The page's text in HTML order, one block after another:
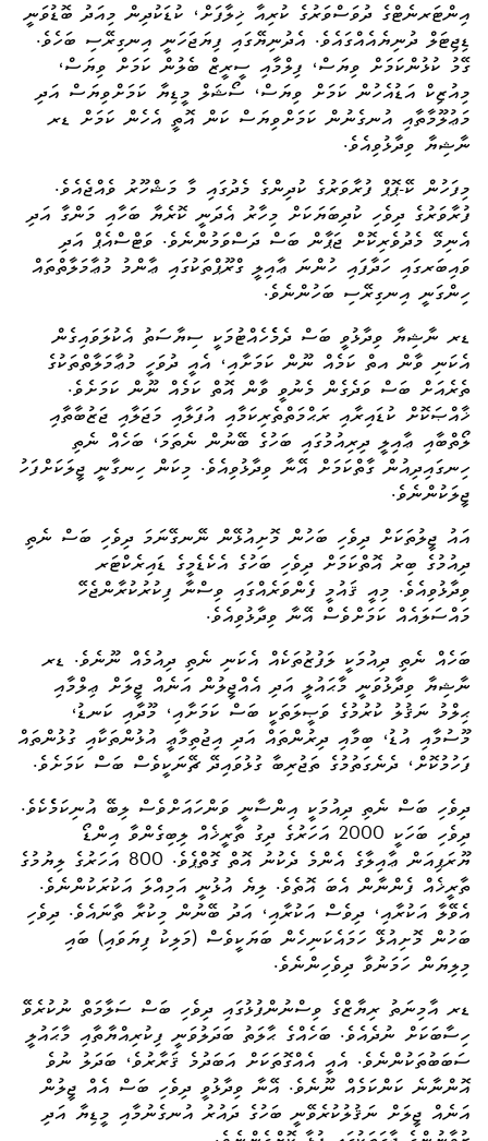
އިންޓަރނެޓްގެ ދުވަސްވަރުގެ ކުރިއާ ޚިލާފަށް، ކުޑަކުދިން މިއަދު ބޮޑުވަނީ
ޑިޖިޓަލް ދުނިޔެއެއްގައެވެ. އެދުނިޔޭގައި ފިޔަޖަހަނީ އިނގިރޭސި ބަހެވެ.
ގޭމު ކުޅުންކަމަށް ވިޔަސް، ފިލްމާއި ސީރީޒް ބެލުން ކަމަށް ވިޔަސް،
މިއުޒިކް އަޑުއެހުން ކަމަށް ވިޔަސް، ސޯޝަލް މީޑިޔާ ކަމަށްވިޔަސް އަދި
މަޢުލޫމާތާއި އުނގެނުން ކަމަށްވިޔަސް ކަން އޮތީ އެހެން ކަމަށް ޑރ
ނާޝިޔާ ވިދާޅުވިއެވެ.
މިފަހުން ކޭ-ޕޮޕް ފުރާވަރުގެ ކުދިންގެ މެދުގައި މާ މަޝްހޫރު ވެއްޖެއެވެ.
ފުރާވަރުގެ ދިވެހި ކުދިބަޔަކަށް މިހާރު އެދަނީ ކޮރެޔާ ބަހާއި މަންގާ އަދި
އެނިމޭ މެދުވެރިކޮށް ޖަޕާން ބަސް ދަސްވަމުންނެވެ. ވަޓްސްއެޕް އަދި
ވައިބަރގައި ހަދާފައި ހުންނަ ޢާއިލީ ގްރޫޕްތަކުގައި ޢާންމު މުޢާމަލާތްތައް
ހިންގަނީ އިނގިރޭސި ބަހުންނެވެ.
ޑރ ނާޝިޔާ ވިދާޅުވީ ބަސް ދެމެެހެއްޓުމަކީ ސިޔާސަތު އެކުލަވައިގެން
އެކަނި ވާން އތް ކަމެއް ނޫން ކަމަށާއި، އެއީ ދުވަހީ މުޢާމަލާތްތަކުގެ
ތެރެއަށް ބަސް ވަދެގެން މެނުވީ ވާން އޮތް ކަމެއް ނޫން ކަމަށެވެ.
ޚާއްޞަކޮށް ކުޑައިރާއި ރަޙްމަތްތެރިކަމާއި އުފަލާއި މަޖަލާއި ޖަޒުބާތާއި
ލޯތްބާއި ޢާއިލީ ދިރިއުމުގައި ބަހުގެ ބޭނުން ނެތަމަ، ބަހެއް ނެތި
ހިނގައިދިއުން ގާތްކަމަށް އޭނާ ވިދާޅުވިއެވެ. މިކަން ހިނގާނީ ޖީލަކަށްފަހު
ޖީލަކުންނެވެ.
އައު ޖީލުތަކަށް ދިވެހި ބަހުން މޮށިއުޅޭން ނޭނގޭނަމަ ދިވެހި ބަސް ނެތި
ދިއުމުގެ ބިރު އޮތްކަމަށް ދިވެހި ބަހުގެ އެކެޑެމީގެ ޑައިރެކްޓަރ
ވިދާޅުވިއެވެ. މިއީ ޤައުމީ ފެންވަރެއްގައި ވިސްނާ ފިކުރުކުރާންޖެހޭ
މައްސަލައެއް ކަމަށްވެސް އޭނާ ވިދާޅުވިއެވެ.
ބަހެއް ނެތި ދިއުމަކީ ލަފުޒުތަކެއް އެކަނި ނެތި ދިއުމެއް ނޫނެވެ. ޑރ
ނާޝިޔާ ވިދާޅުވަނީ މާޙައުލީ އަދި އެއްޖީލުން އަނެއް ޖީލަށް ޢިލްމާއި
ޙިލްމު ނަޤުލުކުރުމުގެ ވަޞީލަތަކީ ބަސް ކަމަށާއި، މޫދާއި ކަނޑު،
މޫސުމާއި އުޑު، ބިމާއި ދިރުންތައް އަދި އިޖުތިމާޢީ އުޅުންތަކާއި ގުޅުންތައް
ފަހުމުކޮށް، ދެނެގަތުމުގެ ތަޖުރިބާ ގުޅުވައިދޭ ޗޭނަކީވެސް ބަސް ކަމަށެވެ.
ދިވެހި ބަސް ނެތި ދިއުމަކީ އިންސާނީ ވަންހައަށްވެސް ލިބޭ އުނިކަމެެކެވެ.
ދިވެހި ބަހަކީ 2000 އަހަރުގެ ދިގު ތާރީޚެއް ލިބިގެންވާ އިންޑޯ
ޔޫރަޕިއަން ޢާއިލާގެ އެންމެ ދެކުނު އޮތް ގޮތްޕެވެ. 800 އަހަރުގެ ލިޔުމުގެ
ތާރީޚެއް ފެންނާން އެބަ އޮތެވެ. ލިޔެ އުޅުނީ އަމިއްލަ އަކުރަކުންނެވެ.
އެވޭލާ އަކުރާއި، ދިވެސް އަކުރާއި، އަދު ބޭނުން މިކުރާ ތާނައެވެ. ދިވެހި
ބަހުން މޮށިއުޅޭ ހަމައެކަނިހެންބަޔަކީވެސް (މަލިކު ފިޔަވައި) ބައި
މިލިޔަން ހަމަނުވާ ދިވެހިންނެވެ.
ޑރ އާމިނަތު ރިޔާޒްގެ ވިސްނުންފުޅުގައި ދިވެހި ބަސް ސަލާމަތް ނުކުރެވޭ
ހިސާބަކަށް ނުދެއެވެ. ބަހެއްގެ ޙާލަތު ބަދަލުވަނީ ފިކުރިއްޔާތާއި މާޙައުލީ
ސަބަބުތަކުންނެވެ. އެއީ އެއްގޮތަކަށް އަބަދުމެ ޤަރާރުވެ، ބަދަލު ނުވެ
އޮންނާނެ ކަންކަމެއް ނޫނެވެ. އޭނާ ވިދާޅުވީ ދިވެހި ބަސް އެއް ޖީލުން
އަނެއް ޖީލަށް ނަޤުލުކުރެވޭނީ ބަހުގެ ދައުރު އުނގެނުމާއި މީޑިޔާ އަދި